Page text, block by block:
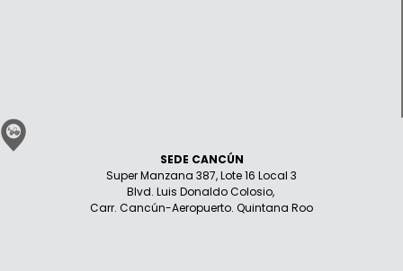
SEDE CANCÚN
Super Manzana 387, Lote 16 Local 3
Blvd. Luis Donaldo Colosio,
Carr. Cancún-Aeropuerto. Quintana Roo